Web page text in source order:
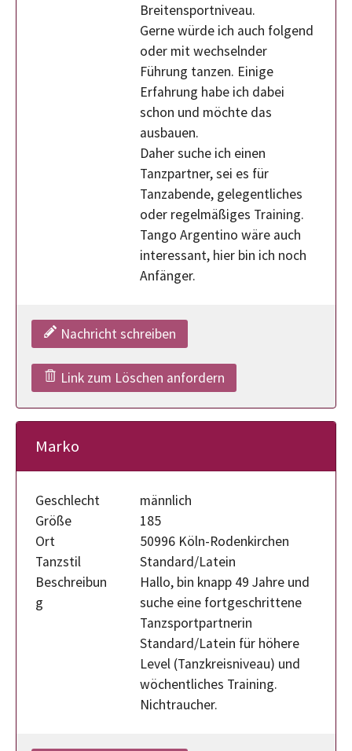
Breitensportniveau.
Gerne würde ich auch folgend
oder mit wechselnder
Führung tanzen. Einige
Erfahrung habe ich dabei
schon und möchte das
ausbauen.
Daher suche ich einen
Tanzpartner, sei es für
Tanzabende, gelegentliches
oder regelmäßiges Training.
Tango Argentino wäre auch
interessant, hier bin ich noch
Anfänger.
Nachricht schreiben
Link zum Löschen anfordern
Marko
Geschlecht
männlich
Größe
185
Ort
50996 Köln-Rodenkirchen
Tanzstil
Standard/Latein
Beschreibun
g
Hallo, bin knapp 49 Jahre und
suche eine fortgeschrittene
Tanzsportpartnerin
Standard/Latein für höhere
Level (Tanzkreisniveau) und
wöchentliches Training.
Nichtraucher.